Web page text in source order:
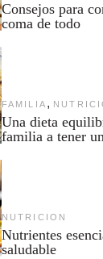
Consejos para
coma de todo
FAMILIA ,
Una dieta
familia a tener
NUTRICION
Nutrientes
saludable